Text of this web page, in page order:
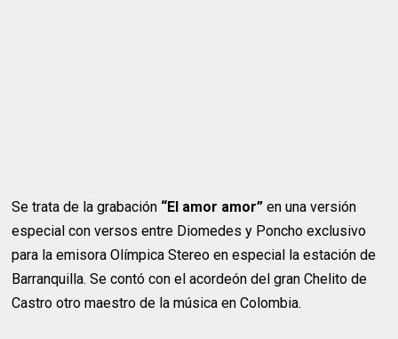
Se trata de la grabación “El amor amor” en una versión
especial con versos entre Diomedes y Poncho exclusivo
para la emisora Olímpica Stereo en especial la estación de
Barranquilla. Se contó con el acordeón del gran Chelito de
Castro otro maestro de la música en Colombia.